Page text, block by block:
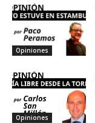
Opiniones
Opiniones